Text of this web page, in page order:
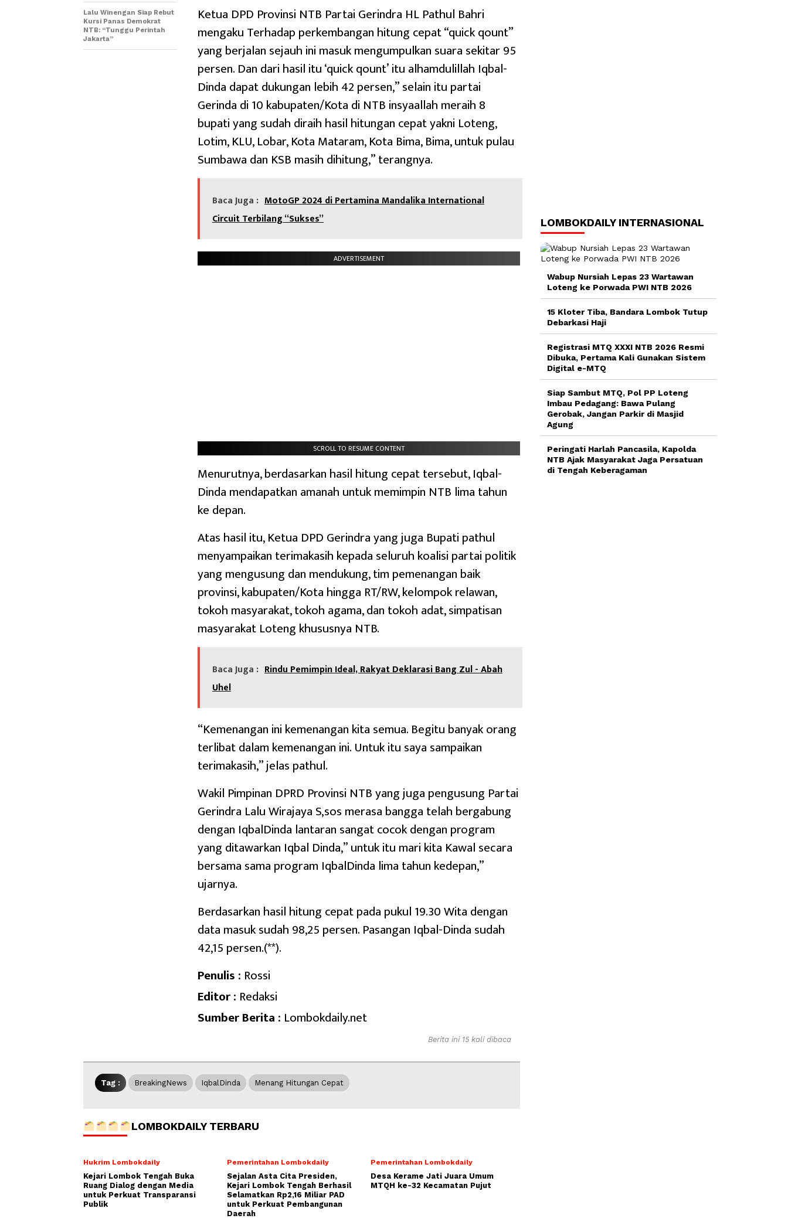
Ketua DPD Provinsi NTB Partai Gerindra HL Pathul Bahri
mengaku Terhadap perkembangan hitung cepat “quick qount”
yang berjalan sejauh ini masuk mengumpulkan suara sekitar 95
persen. Dan dari hasil itu ‘quick qount’ itu alhamdulillah Iqbal-
Dinda dapat dukungan lebih 42 persen,” selain itu partai
Gerinda di 10 kabupaten/Kota di NTB insyaallah meraih 8
bupati yang sudah diraih hasil hitungan cepat yakni Loteng,
Lotim, KLU, Lobar, Kota Mataram, Kota Bima, Bima, untuk pulau
Sumbawa dan KSB masih dihitung,” terangnya.
Baca Juga : MotoGP 2024 di Pertamina Mandalika International
Circuit Terbilang “Sukses”
ADVERTISEMENT
SCROLL TO RESUME CONTENT
Menurutnya, berdasarkan hasil hitung cepat tersebut, Iqbal-
Dinda mendapatkan amanah untuk memimpin NTB lima tahun
ke depan.
Atas hasil itu, Ketua DPD Gerindra yang juga Bupati pathul
menyampaikan terimakasih kepada seluruh koalisi partai politik
yang mengusung dan mendukung, tim pemenangan baik
provinsi, kabupaten/Kota hingga RT/RW, kelompok relawan,
tokoh masyarakat, tokoh agama, dan tokoh adat, simpatisan
masyarakat Loteng khususnya NTB.
Baca Juga : Rindu Pemimpin Ideal, Rakyat Deklarasi Bang Zul - Abah
Uhel
“Kemenangan ini kemenangan kita semua. Begitu banyak orang
terlibat dalam kemenangan ini. Untuk itu saya sampaikan
terimakasih,” jelas pathul.
Wakil Pimpinan DPRD Provinsi NTB yang juga pengusung Partai
Gerindra Lalu Wirajaya S,sos merasa bangga telah bergabung
dengan IqbalDinda lantaran sangat cocok dengan program
yang ditawarkan Iqbal Dinda,” untuk itu mari kita Kawal secara
bersama sama program IqbalDinda lima tahun kedepan,”
ujarnya.
Berdasarkan hasil hitung cepat pada pukul 19.30 Wita dengan
data masuk sudah 98,25 persen. Pasangan Iqbal-Dinda sudah
42,15 persen.(**).
Penulis : Rossi
Editor : Redaksi
Sumber Berita : Lombokdaily.net
Lalu Winengan Siap Rebut
Kursi Panas Demokrat
NTB: “Tunggu Perintah
Jakarta”
Berita ini 15 kali dibaca
Tag : BreakingNews IqbalDinda Menang Hitungan Cepat
LOMBOKDAILY TERBARU
Hukrim Lombokdaily
Kejari Lombok Tengah Buka
Ruang Dialog dengan Media
untuk Perkuat Transparansi
Publik
Pemerintahan Lombokdaily
Sejalan Asta Cita Presiden,
Kejari Lombok Tengah Berhasil
Selamatkan Rp2,16 Miliar PAD
untuk Perkuat Pembangunan
Daerah
Pemerintahan Lombokdaily
Desa Kerame Jati Juara Umum
MTQH ke-32 Kecamatan Pujut
LOMBOKDAILY INTERNASIONAL
Wabup Nursiah Lepas 23 Wartawan
Loteng ke Porwada PWI NTB 2026
15 Kloter Tiba, Bandara Lombok Tutup
Debarkasi Haji
Registrasi MTQ XXXI NTB 2026 Resmi
Dibuka, Pertama Kali Gunakan Sistem
Digital e-MTQ
Siap Sambut MTQ, Pol PP Loteng
Imbau Pedagang: Bawa Pulang
Gerobak, Jangan Parkir di Masjid
Agung
Peringati Harlah Pancasila, Kapolda
NTB Ajak Masyarakat Jaga Persatuan
di Tengah Keberagaman